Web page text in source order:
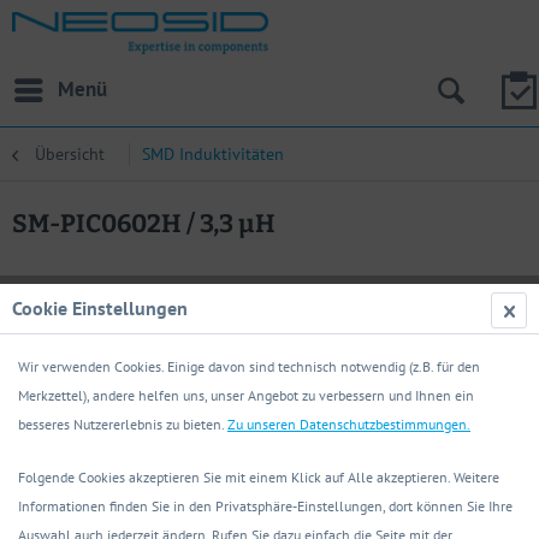
Menü
Übersicht SMD Induktivitäten
SM-PIC0602H / 3,3 µH
Cookie Einstellungen
Wir verwenden Cookies. Einige davon sind technisch notwendig (z.B. für den
Merkzettel), andere helfen uns, unser Angebot zu verbessern und Ihnen ein
besseres Nutzererlebnis zu bieten. Zu unseren Datenschutzbestimmungen.
Folgende Cookies akzeptieren Sie mit einem Klick auf Alle akzeptieren. Weitere
Informationen finden Sie in den Privatsphäre-Einstellungen, dort können Sie Ihre
Auswahl auch jederzeit ändern. Rufen Sie dazu einfach die Seite mit der